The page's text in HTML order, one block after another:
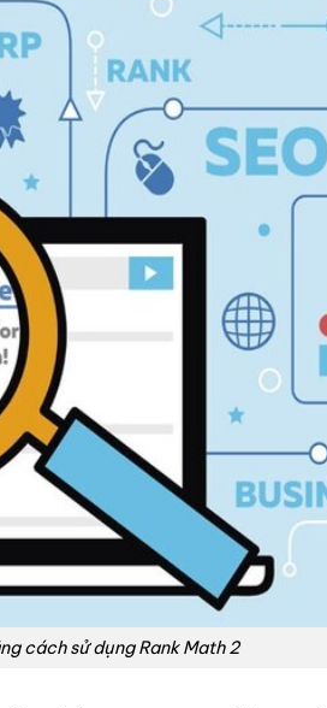
cách sử dụng Rank Math 2